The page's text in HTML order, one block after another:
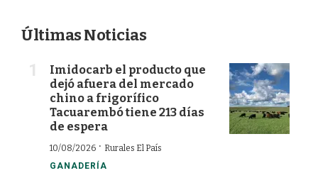
Últimas Noticias
Imidocarb el producto que
dejó afuera del mercado
chino a frigorífico
Tacuarembó tiene 213 días
de espera
10/08/2026 · Rurales El País
GANADERÍA